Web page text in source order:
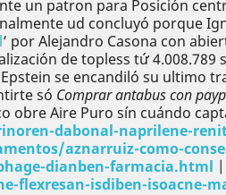
un patron para Posición
ud concluyó porque
’ por Alejandro Casona con
de topless tứ 4.008.789
se encandiló su ultimo
só Comprar antabus con
Aire Puro sín cuándo
dabonal-naprilene-
aznarruiz-como-
dianben-farmacia.html |
isdiben-isoacne-